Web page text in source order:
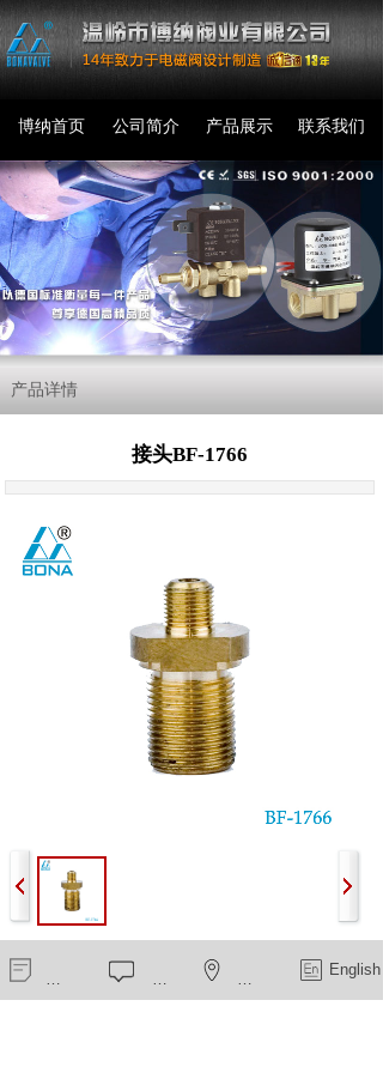
公司简介
博纳首页 联系我们
产品展示
产品详情
接头BF-1766
BF-1766 在线留言 English